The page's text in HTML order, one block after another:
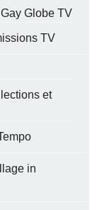
Globe TV
TV
et
in